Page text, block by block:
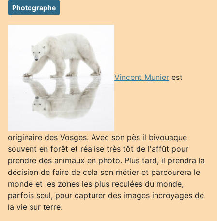
Photographe
Vincent Munier est
originaire des Vosges. Avec son pès il bivouaque
souvent en forêt et réalise très tôt de l'affût pour
prendre des animaux en photo. Plus tard, il prendra la
décision de faire de cela son métier et parcourera le
monde et les zones les plus reculées du monde,
parfois seul, pour capturer des images incroyages de
la vie sur terre.